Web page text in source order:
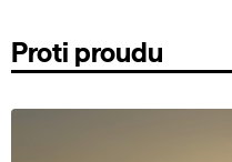
Proti proudu